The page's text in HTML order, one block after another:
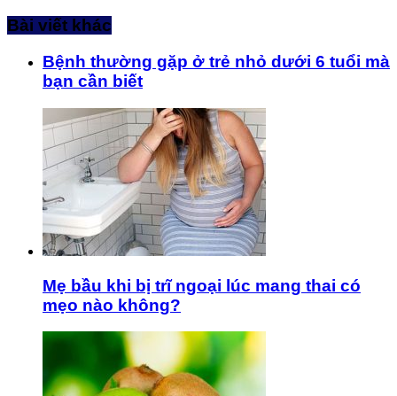
Bài viết khác
Bệnh thường gặp ở trẻ nhỏ dưới 6 tuổi mà
bạn cần biết
Mẹ bầu khi bị trĩ ngoại lúc mang thai có
mẹo nào không?